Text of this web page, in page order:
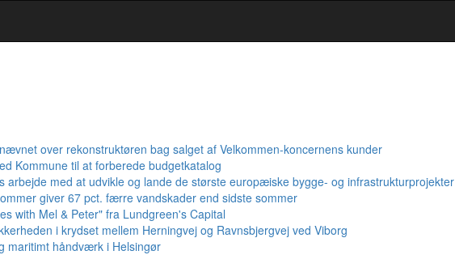
over rekonstruktøren bag salget af Velkommen-koncernens kunder
Kommune til at forberede budgetkatalog
arbejde med at udvikle og lande de største europæiske bygge- og infrastrukturprojekter
giver 67 pct. færre vandskader end sidste sommer
with Mel & Peter" fra Lundgreen's Capital
i krydset mellem Herningvej og Ravnsbjergvej ved Viborg
maritimt håndværk i Helsingør